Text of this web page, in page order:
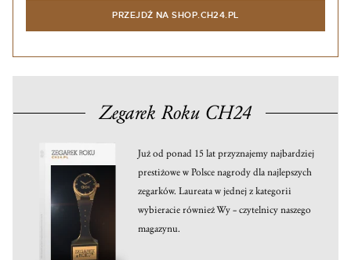
PRZEJDŹ NA SHOP.CH24.PL
Zegarek Roku CH24
Już od ponad 15 lat przyznajemy najbardziej
prestiżowe w Polsce nagrody dla najlepszych
zegarków. Laureata w jednej z kategorii
wybieracie również Wy – czytelnicy naszego
magazynu.